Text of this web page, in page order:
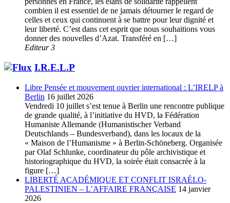
combien il est essentiel de ne jamais détourner le regard de
celles et ceux qui continuent à se battre pour leur dignité et
leur liberté. C’est dans cet esprit que nous souhaitions vous
donner des nouvelles d’Azat. Transféré en […]
Editeur 3
I.R.E.L.P
Libre Pensée et mouvement ouvrier international : L’IRELP à
Berlin 16 juillet 2026
Vendredi 10 juillet s’est tenue à Berlin une rencontre publique
de grande qualité, à l’initiative du HVD, la Fédération
Humaniste Allemande (Humanistischer Verband
Deutschlands – Bundesverband), dans les locaux de la
« Maison de l’Humanisme » à Berlin-Schöneberg. Organisée
par Olaf Schlunke, coordinateur du pôle archivistique et
historiographique du HVD, la soirée était consacrée à la
figure […]
LIBERTÉ ACADÉMIQUE ET CONFLIT ISRAÉLO-
PALESTINIEN – L’AFFAIRE FRANÇAISE 14 janvier
2026